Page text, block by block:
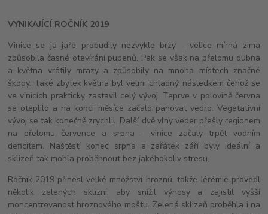
VYNIKAJÍCÍ ROČNÍK 2019
Vinice se ja jaře probudily nezvykle brzy - velice mírná zima
způsobila časné otevírání pupenů. Pak se však na přelomu dubna
a května vrátily mrazy a způsobily na mnoha místech značné
škody. Také zbytek května byl velmi chladný, následkem čehož se
ve vinicích prakticky zastavil celý vývoj. Teprve v polovině června
se oteplilo a na konci měsíce začalo panovat vedro. Vegetativní
vývoj se tak konečně zrychlil. Další dvě vlny veder přešly regionem
na přelomu července a srpna - vinice začaly trpět vodním
deficitem. Naštěstí konec srpna a zařátek září byly ideální a
sklizeň tak mohla proběhnout bez jakéhokoliv stresu.
Ročník 2019 přinesl velké množství hroznů. takže Jérémie provedl
několik zelených sklizní, aby snížil výnosy a zajistil vyšší
moncentrovanost hroznového moštu. Zelená sklizeň proběhla i na